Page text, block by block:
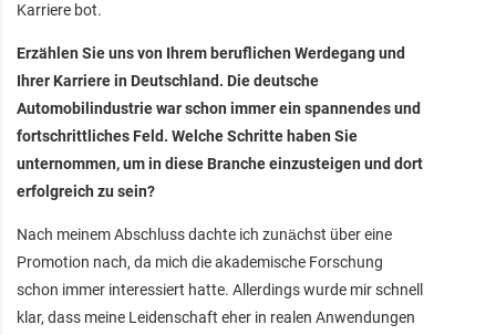
Karriere bot.
Erzählen Sie uns von Ihrem beruflichen Werdegang und
Ihrer Karriere in Deutschland. Die deutsche
Automobilindustrie war schon immer ein spannendes und
fortschrittliches Feld. Welche Schritte haben Sie
unternommen, um in diese Branche einzusteigen und dort
erfolgreich zu sein?
Nach meinem Abschluss dachte ich zunächst über eine
Promotion nach, da mich die akademische Forschung
schon immer interessiert hatte. Allerdings wurde mir schnell
klar, dass meine Leidenschaft eher in realen Anwendungen